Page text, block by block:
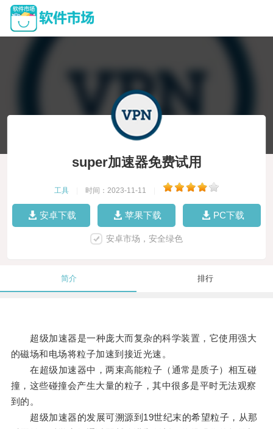
super加速器免费试用
工具 时间：2023-11-11
安卓下载 苹果下载 PC下载
安卓市场，安全绿色
简介 排行
超级加速器是一种庞大而复杂的科学装置，它使用强大
的磁场和电场将粒子加速到接近光速。
在超级加速器中，两束高能粒子（通常是质子）相互碰
撞，这些碰撞会产生大量的粒子，其中很多是平时无法观察
到的。
超级加速器的发展可溯源到19世纪末的希望粒子，从那